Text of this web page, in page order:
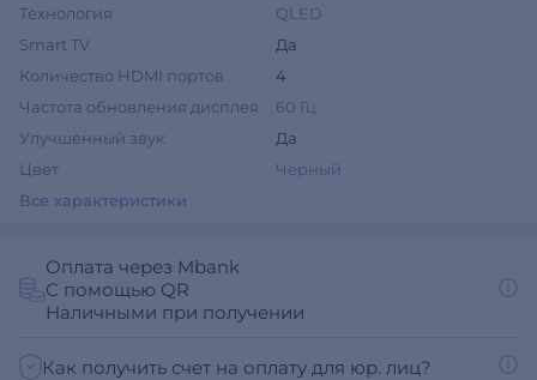
Технология
QLED
Smart TV
Да
Количество HDMI портов
4
Частота обновления дисплея
60 Гц
Улучшенный звук
Да
Цвет
Черный
Все характеристики
Оплата через Mbank
С помощью QR
Наличными при получении
Как получить счет на оплату для юр. лиц?